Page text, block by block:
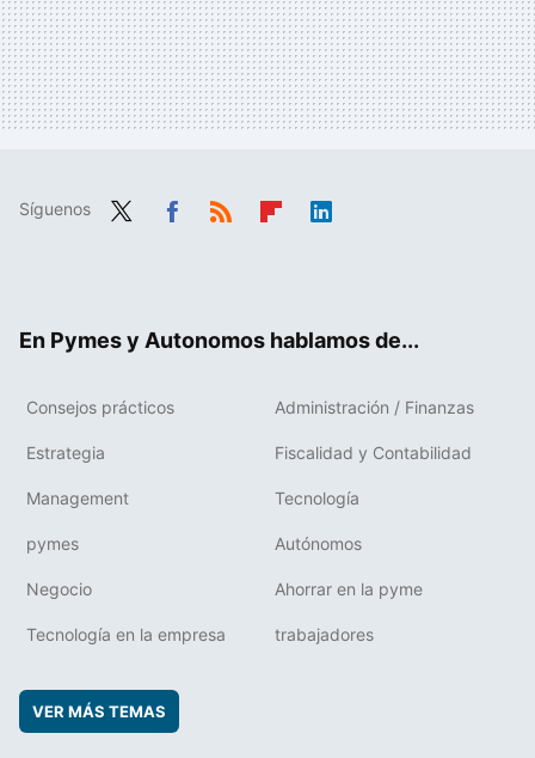
Síguenos
En Pymes y Autonomos hablamos de...
Consejos prácticos Administración / Finanzas
Estrategia Fiscalidad y Contabilidad
Management Tecnología
pymes Autónomos
Negocio Ahorrar en la pyme
Tecnología en la empresa trabajadores
VER MÁS TEMAS